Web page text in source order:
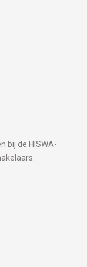
bij de HISWA-